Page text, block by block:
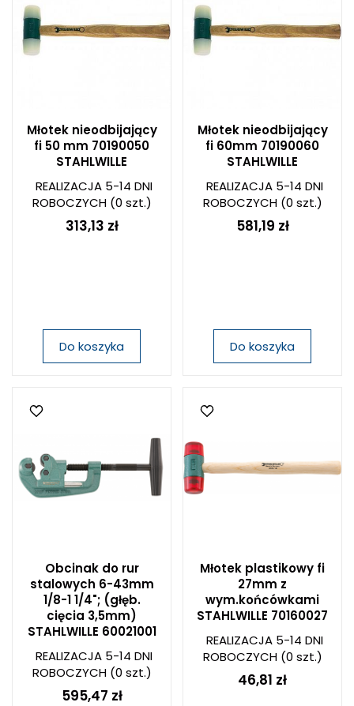
Młotek nieodbijający
fi 50 mm 70190050
STAHLWILLE
REALIZACJA 5-14 DNI
ROBOCZYCH(0 szt.)
313,13 zł
Do koszyka
Młotek nieodbijający
fi 60mm 70190060
STAHLWILLE
REALIZACJA 5-14 DNI
ROBOCZYCH(0 szt.)
581,19 zł
Do koszyka
Obcinak do rur
stalowych 6-43mm
1/8-1 1/4"; (głęb.
cięcia 3,5mm)
STAHLWILLE 60021001
REALIZACJA 5-14 DNI
ROBOCZYCH(0 szt.)
595,47 zł
Młotek plastikowy fi
27mm z
wym.końcówkami
STAHLWILLE 70160027
REALIZACJA 5-14 DNI
ROBOCZYCH(0 szt.)
46,81 zł